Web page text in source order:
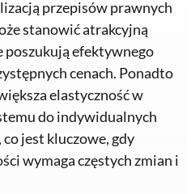
przepisów prawnych
stanowić atrakcyjną
efektywnego
cenach. Ponadto
elastyczność w
do indywidualnych
jest kluczowe, gdy
wymaga częstych zmian i